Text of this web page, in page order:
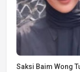
Saksi Baim Wong